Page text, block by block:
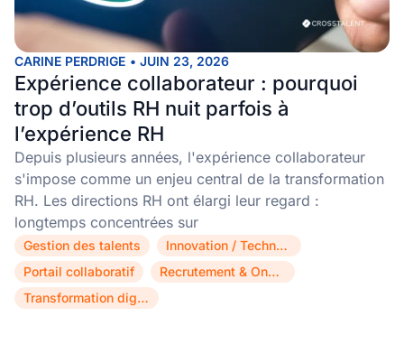
CARINE PERDRIGE • JUIN 23, 2026
Expérience collaborateur : pourquoi
trop d’outils RH nuit parfois à
l’expérience RH
Depuis plusieurs années, l'expérience collaborateur
s'impose comme un enjeu central de la transformation
RH. Les directions RH ont élargi leur regard :
longtemps concentrées sur
Gestion des talents Innovation / Technologie
Portail collaboratif
Recrutement & Onboarding
Transformation digitale